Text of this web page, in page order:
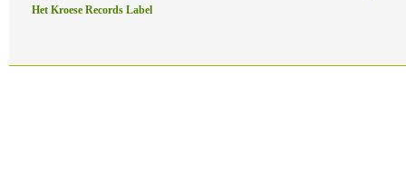
Het Kroese Records Label